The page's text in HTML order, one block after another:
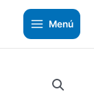
Menú